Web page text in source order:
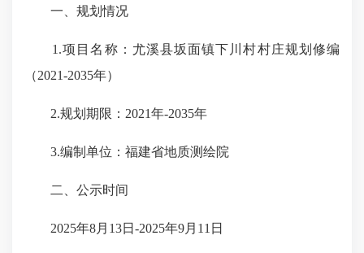
一、规划情况
1.项目名称：尤溪县坂面镇下川村村庄规划修编
（2021-2035年）
2.规划期限：2021年-2035年
3.编制单位：福建省地质测绘院
二、公示时间
2025年8月13日-2025年9月11日